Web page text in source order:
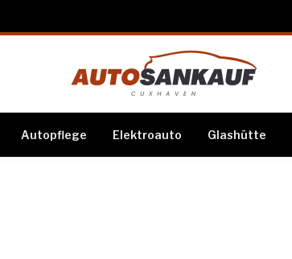
Autopflege Elektroauto Glashütte